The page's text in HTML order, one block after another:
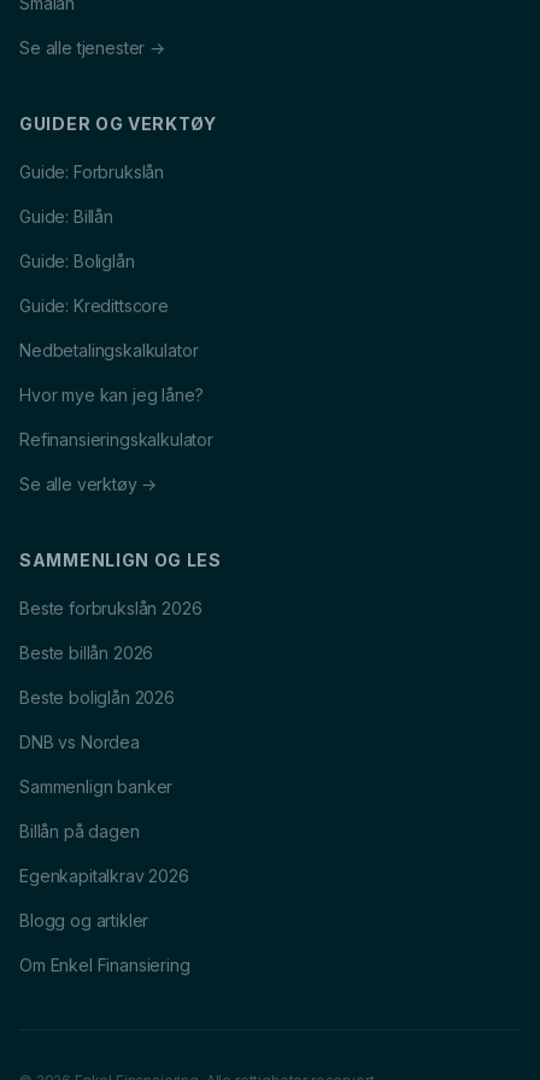
Se alle tjenester →
GUIDER OG VERKTØY
Guide: Forbrukslån
Guide: Billån
Guide: Boliglån
Guide: Kredittscore
Nedbetalingskalkulator
Hvor mye kan jeg låne?
Refinansieringskalkulator
Se alle verktøy →
SAMMENLIGN OG LES
Beste forbrukslån 2026
Beste billån 2026
Beste boliglån 2026
DNB vs Nordea
Sammenlign banker
Billån på dagen
Egenkapitalkrav 2026
Blogg og artikler
Om Enkel Finansiering